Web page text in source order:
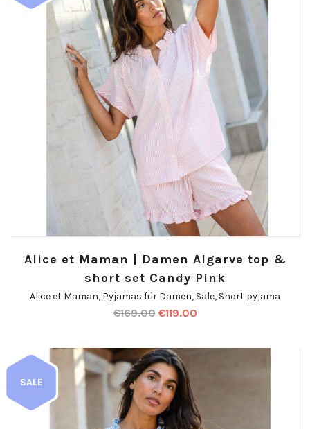
Alice et Maman | Damen Algarve top &
short set Candy Pink
Alice et Maman, Pyjamas für Damen, Sale, Short pyjama
€169.00 €119.00
SALE